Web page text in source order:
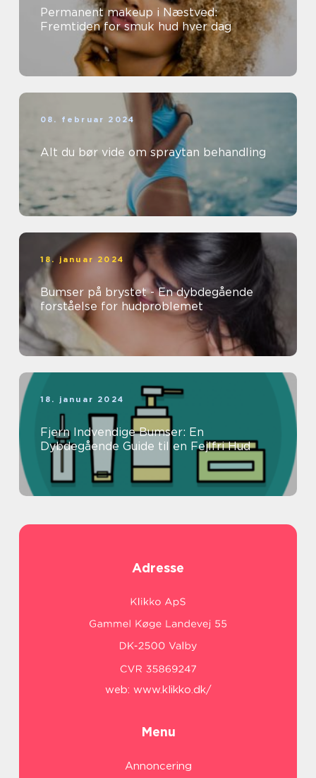
Permanent makeup i Næstved:
Fremtiden for smuk hud hver dag
08. februar 2024
Alt du bør vide om spraytan behandling
18. januar 2024
Bumser på brystet - En dybdegående
forståelse for hudproblemet
18. januar 2024
Fjern Indvendige Bumser: En
Dybdegående Guide til en Fejlfri Hud
Adresse
web: www.klikko.dk/
Menu
Annoncering